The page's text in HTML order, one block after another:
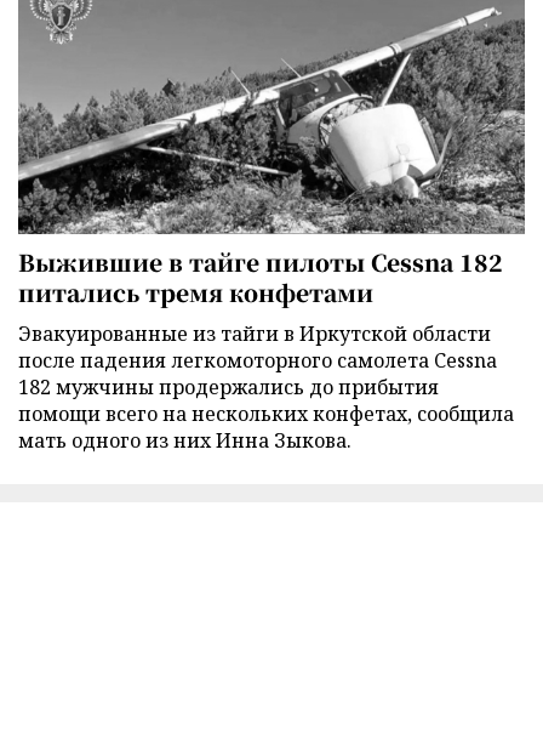
Выжившие в тайге пилоты Cessna 182
питались тремя конфетами
Эвакуированные из тайги в Иркутской области
после падения легкомоторного самолета Cessna
182 мужчины продержались до прибытия
помощи всего на нескольких конфетах, сообщила
мать одного из них Инна Зыкова.